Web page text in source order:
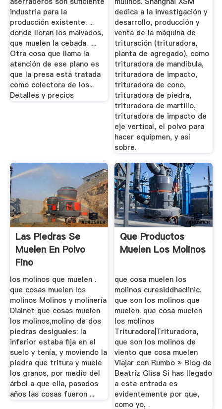
industria para la
producción existente. ...
donde lloran los malvados,
que muelen la cebada. ....
Otra cosa que llama la
atención de ese plano es
que la presa está tratada
como colectora de los...
Detalles y precios
dedica a la investigación y
desarrollo, producción y
venta de la máquina de
trituración (trituradora,
planta de agregado), como
trituradora de mandíbula,
trituradora de impacto,
trituradora de cono,
trituradora de piedra,
trituradora de martillo,
trituradora de impacto de
eje vertical, el polvo para
hacer equipmen, y así
sobre.
Las Piedras Se
Muelen En Polvo
Fino
los molinos que muelen .
que cosas muelen los
molinos Molinos y molinería
Dialnet que cosas muelen
los molinos,molino de dos
piedras desiguales: la
inferior estaba fija en el
suelo y tenía, y moviendo la
piedra que tritura y muele
los granos, por medio del
árbol a que ella, pasados
años las cosas fueron ...
Que Productos
Muelen Los Molinos
que cosa muelen los
molinos curesiddhaclinic.
que son los molinos que
muelen. que cosa muelen
los molinos
Trituradora|Trituradora,
que son los molinos de
viento que cosa muelen
Viajar con Rumbo » Blog de
Beatriz Glisa Si has llegado
a esta entrada es
evidentemente por que,
como yo, .